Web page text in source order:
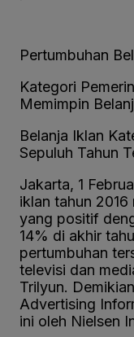
Pertumbuhan
Kategori
Memimpin
Belanja Iklan
Sepuluh Tahun
Jakarta, 1
iklan tahun
yang positif
14% di akhir
pertumbuhan
televisi dan
Trilyun.
Advertising
ini oleh Nielsen